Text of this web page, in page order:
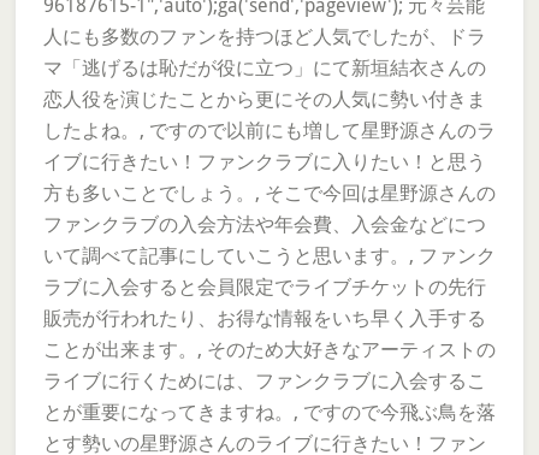
96187615-1",'auto');ga('send','pageview'); 元々芸能
人にも多数のファンを持つほど人気でしたが、ドラ
マ「逃げるは恥だが役に立つ」にて新垣結衣さんの
恋人役を演じたことから更にその人気に勢い付きま
したよね。, ですので以前にも増して星野源さんのラ
イブに行きたい！ファンクラブに入りたい！と思う
方も多いことでしょう。, そこで今回は星野源さんの
ファンクラブの入会方法や年会費、入会金などにつ
いて調べて記事にしていこうと思います。, ファンク
ラブに入会すると会員限定でライブチケットの先行
販売が行われたり、お得な情報をいち早く入手する
ことが出来ます。, そのため大好きなアーティストの
ライブに行くためには、ファンクラブに入会するこ
とが重要になってきますね。, ですので今飛ぶ鳥を落
とす勢いの星野源さんのライブに行きたい！ファン